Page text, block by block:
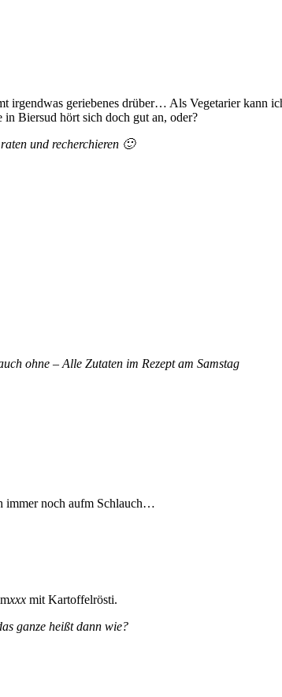
irgendwas geriebenes drüber… Als Vegetarier kann
Biersud hört sich doch gut an, oder?
und recherchieren 🙂
ohne – Alle Zutaten im Rezept am Samstag
immer noch aufm Schlauch…
xxx mit Kartoffelrösti.
ganze heißt dann wie?